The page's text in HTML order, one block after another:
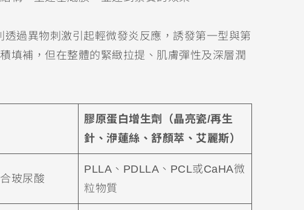
過異物刺激引起輕微發炎反應，誘發第一型與第
填補，但在整體的緊緻拉提、肌膚彈性及深層潤
膠原蛋白增生劑（晶亮瓷/再生
針、洢蓮絲、舒顏萃、艾麗斯）
玻尿酸
PLLA、PDLLA、PCL或CaHA微
粒物質